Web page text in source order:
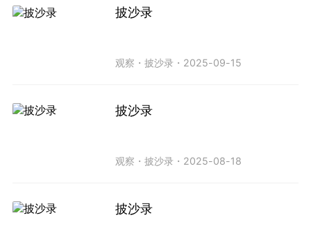
披沙录
观察 ・披沙录 ・ 2025-09-15
披沙录
观察 ・披沙录 ・ 2025-08-18
披沙录